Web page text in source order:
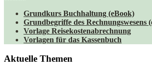
Grundkurs Buchhaltung (eBook)
Grundbegriffe des Rechnungswesens
Vorlage Reisekostenabrechnung
Vorlagen für das Kassenbuch
Aktuelle Themen